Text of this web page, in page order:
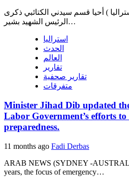
) أحيا قسم سيدني الكتائبي ذكرى
الرئيس الشهيد بشير…
استراليا
الحدث
العالم
تقارير
تقارير صحفية
متفرقات
Minister Jihad Dib updated
Labor Government’s efforts
preparedness.
11 months ago Fadi Derbas
ARAB NEWS (SYDNEY -
years, the focus of emergency…